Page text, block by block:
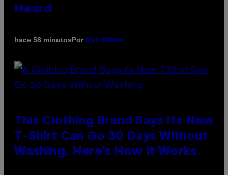
Heard
hace 58 minutosPor Dan Milam
This Clothing Brand Says Its New
T-Shirt Can Go 30 Days Without
Washing. Here’s How It Works.